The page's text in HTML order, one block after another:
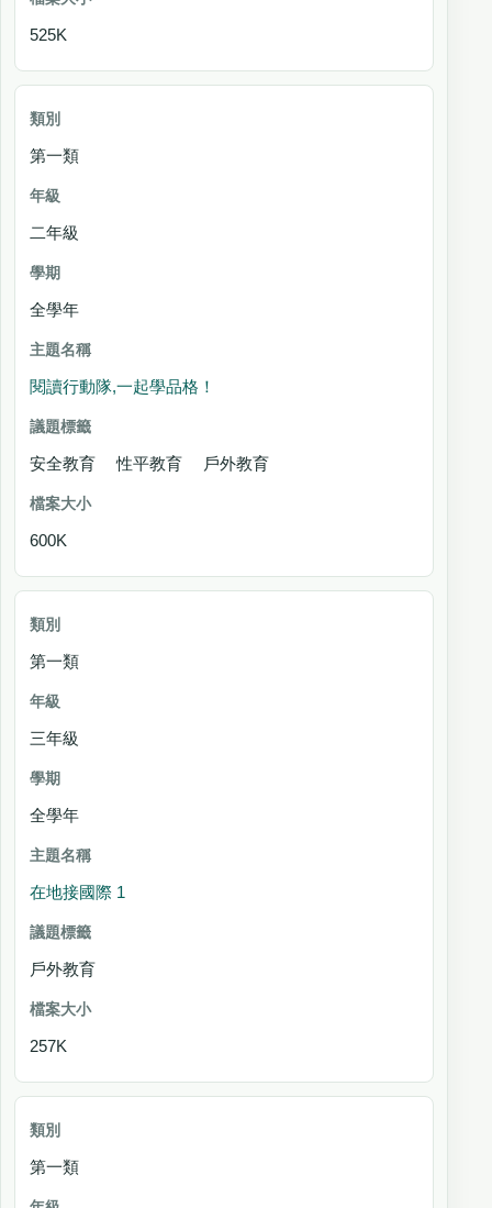
525K
第一類
二年級
全學年
閱讀行動隊,一起學品格！
安全教育 性平教育 戶外教育
600K
第一類
三年級
全學年
在地接國際 1
戶外教育
257K
第一類